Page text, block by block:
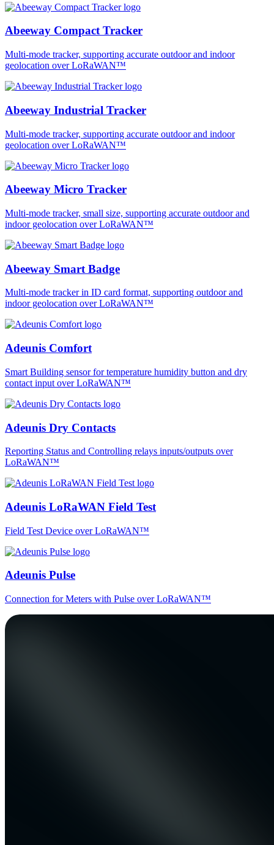
Abeeway Compact Tracker
Multi-mode tracker, supporting accurate outdoor and indoor
geolocation over LoRaWAN™
Abeeway Industrial Tracker
Multi-mode tracker, supporting accurate outdoor and indoor
geolocation over LoRaWAN™
Abeeway Micro Tracker
Multi-mode tracker, small size, supporting accurate outdoor and
indoor geolocation over LoRaWAN™
Abeeway Smart Badge
Multi-mode tracker in ID card format, supporting outdoor and
indoor geolocation over LoRaWAN™
Adeunis Comfort
Smart Building sensor for temperature humidity button and dry
contact input over LoRaWAN™
Adeunis Dry Contacts
Reporting Status and Controlling relays inputs/outputs over
LoRaWAN™
Adeunis LoRaWAN Field Test
Field Test Device over LoRaWAN™
Adeunis Pulse
Connection for Meters with Pulse over LoRaWAN™